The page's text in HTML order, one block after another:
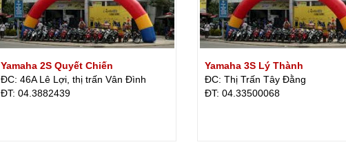
Yamaha 2S Quyết Chiến
ĐC: 46A Lê Lợi, thị trấn Vân Đình
ÐT: 04.3882439
Yamaha 3S Lý Thành
ĐC: Thị Trấn Tây Đằng
ÐT: 04.33500068